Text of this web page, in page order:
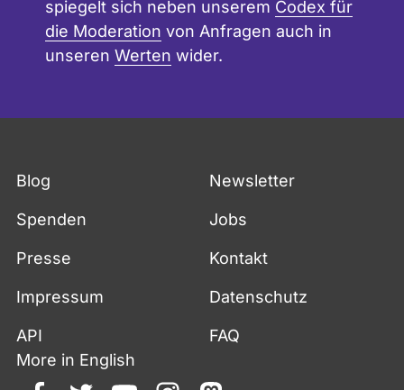
spiegelt sich neben unserem Codex für
die Moderation von Anfragen auch in
unseren Werten wider.
Blog Newsletter
Spenden Jobs
Presse Kontakt
Impressum Datenschutz
API
FAQ
More in English